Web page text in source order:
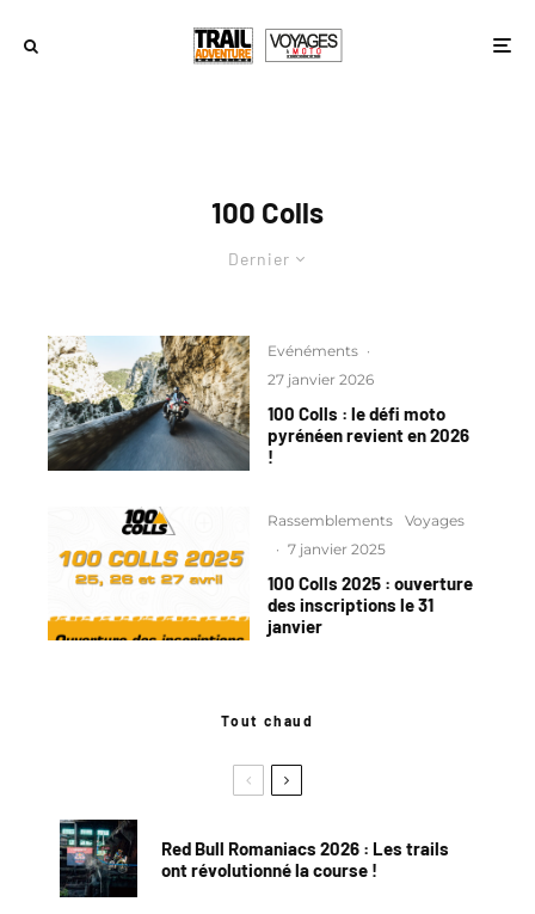
100 Colls
Dernier
Evénéments ·
27 janvier 2026
100 Colls : le défi moto
pyrénéen revient en 2026
!
Rassemblements
Voyages
· 7 janvier 2025
100 Colls 2025 : ouverture
des inscriptions le 31
janvier
Tout chaud
Red Bull Romaniacs 2026 : Les trails
ont révolutionné la course !